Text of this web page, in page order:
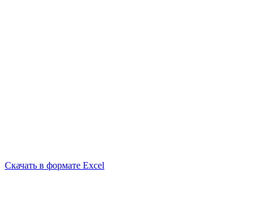
Скачать в формате Excel